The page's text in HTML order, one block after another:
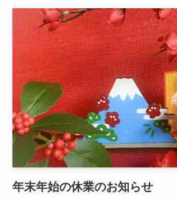
年末年始の休業のお知らせ